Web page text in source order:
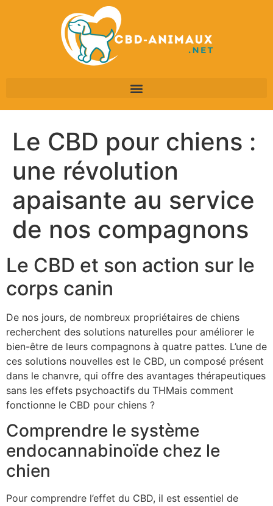
Le CBD pour chiens :
une révolution
apaisante au service
de nos compagnons
Le CBD et son action sur le
corps canin
De nos jours, de nombreux propriétaires de chiens
recherchent des solutions naturelles pour améliorer le
bien-être de leurs compagnons à quatre pattes. L’une de
ces solutions nouvelles est le CBD, un composé présent
dans le chanvre, qui offre des avantages thérapeutiques
sans les effets psychoactifs du THMais comment
fonctionne le CBD pour chiens ?
Comprendre le système
endocannabinoïde chez le
chien
Pour comprendre l’effet du CBD, il est essentiel de